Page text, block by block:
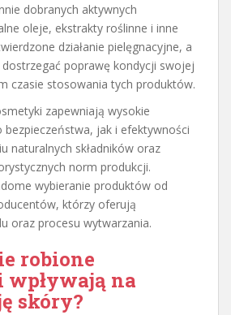
dobranych aktywnych
oleje, ekstrakty roślinne i inne
działanie pielęgnacyjne, a
poprawę kondycji swojej
czasie stosowania tych produktów.
zapewniają wysokie
bezpieczeństwa, jak i efektywności
naturalnych składników oraz
norm produkcji.
wybieranie produktów od
którzy oferują
oraz procesu wytwarzania.
robione
na
skóry?